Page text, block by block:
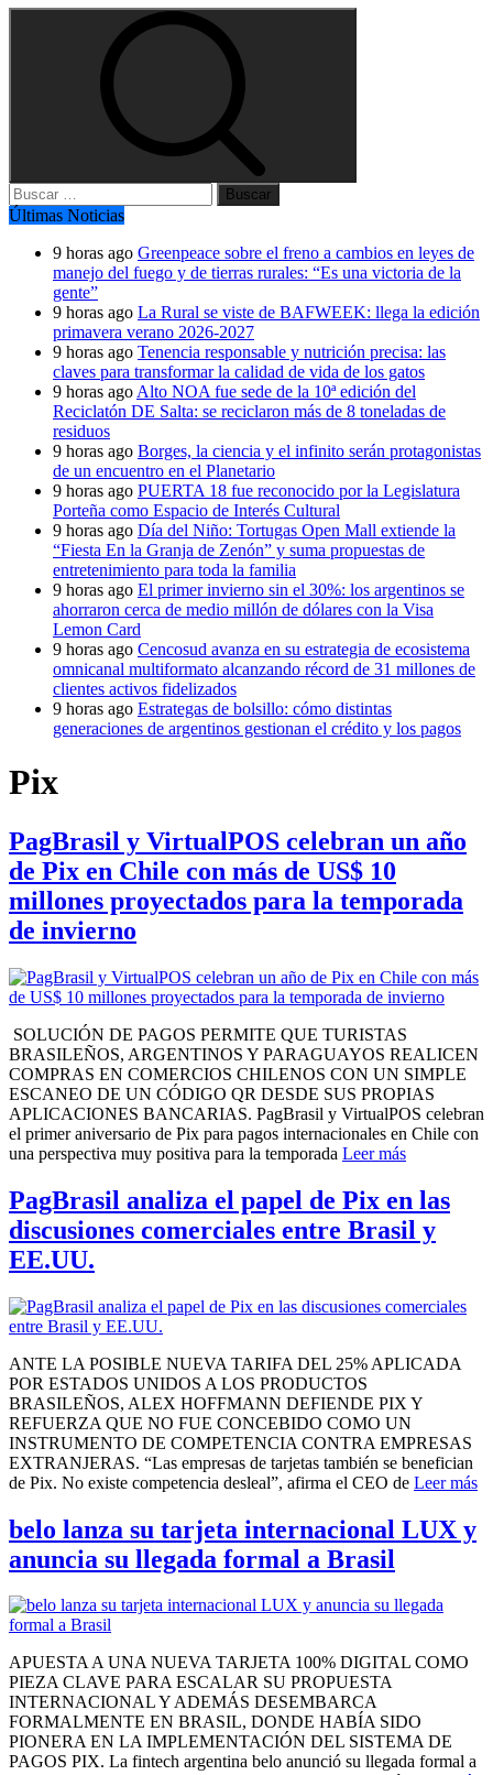
Buscar:
Últimas Noticias
9 horas ago Greenpeace sobre el freno a cambios en leyes de
manejo del fuego y de tierras rurales: “Es una victoria de la
gente”
9 horas ago La Rural se viste de BAFWEEK: llega la edición
primavera verano 2026-2027
9 horas ago Tenencia responsable y nutrición precisa: las
claves para transformar la calidad de vida de los gatos
9 horas ago Alto NOA fue sede de la 10ª edición del
Reciclatón DE Salta: se reciclaron más de 8 toneladas de
residuos
9 horas ago Borges, la ciencia y el infinito serán protagonistas
de un encuentro en el Planetario
9 horas ago PUERTA 18 fue reconocido por la Legislatura
Porteña como Espacio de Interés Cultural
9 horas ago Día del Niño: Tortugas Open Mall extiende la
“Fiesta En la Granja de Zenón” y suma propuestas de
entretenimiento para toda la familia
9 horas ago El primer invierno sin el 30%: los argentinos se
ahorraron cerca de medio millón de dólares con la Visa
Lemon Card
9 horas ago Cencosud avanza en su estrategia de ecosistema
omnicanal multiformato alcanzando récord de 31 millones de
clientes activos fidelizados
9 horas ago Estrategas de bolsillo: cómo distintas
generaciones de argentinos gestionan el crédito y los pagos
Pix
PagBrasil y VirtualPOS celebran un año
de Pix en Chile con más de US$ 10
millones proyectados para la temporada
de invierno
SOLUCIÓN DE PAGOS PERMITE QUE TURISTAS
BRASILEÑOS, ARGENTINOS Y PARAGUAYOS REALICEN
COMPRAS EN COMERCIOS CHILENOS CON UN SIMPLE
ESCANEO DE UN CÓDIGO QR DESDE SUS PROPIAS
APLICACIONES BANCARIAS. PagBrasil y VirtualPOS celebran
el primer aniversario de Pix para pagos internacionales en Chile con
una perspectiva muy positiva para la temporada Leer más
PagBrasil analiza el papel de Pix en las
discusiones comerciales entre Brasil y
EE.UU.
ANTE LA POSIBLE NUEVA TARIFA DEL 25% APLICADA
POR ESTADOS UNIDOS A LOS PRODUCTOS
BRASILEÑOS, ALEX HOFFMANN DEFIENDE PIX Y
REFUERZA QUE NO FUE CONCEBIDO COMO UN
INSTRUMENTO DE COMPETENCIA CONTRA EMPRESAS
EXTRANJERAS. “Las empresas de tarjetas también se benefician
de Pix. No existe competencia desleal”, afirma el CEO de Leer más
belo lanza su tarjeta internacional LUX y
anuncia su llegada formal a Brasil
APUESTA A UNA NUEVA TARJETA 100% DIGITAL COMO
PIEZA CLAVE PARA ESCALAR SU PROPUESTA
INTERNACIONAL Y ADEMÁS DESEMBARCA
FORMALMENTE EN BRASIL, DONDE HABÍA SIDO
PIONERA EN LA IMPLEMENTACIÓN DEL SISTEMA DE
PAGOS PIX. La fintech argentina belo anunció su llegada formal a